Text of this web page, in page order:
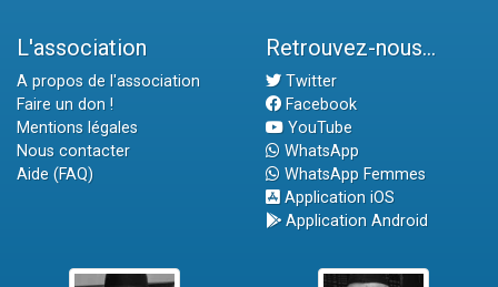
L'association
A propos de l'association
Faire un don !
Mentions légales
Nous contacter
Aide (FAQ)
Retrouvez-nous...
Twitter
Facebook
YouTube
WhatsApp
WhatsApp Femmes
Application iOS
Application Android